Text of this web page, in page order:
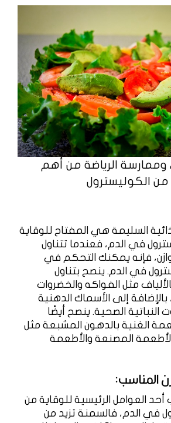
الرياضة من أهم
من الكوليسترول
السليمة هي المفتاح للوقاية
في الدم، فعندما تتناول
فإنه يمكنك التحكم في
في الدم. ينصح بتناول
مثل الفواكه والخضروات
بالإضافة إلى الأسماك الدهنية
النباتية الصحية. ينصح أيضًا
الغنية بالدهون المشبعة مثل
المصنعة والأطعمة
المناسب:
أحد العوامل الرئيسية للوقاية من
في الدم، فالسمنة تزيد من